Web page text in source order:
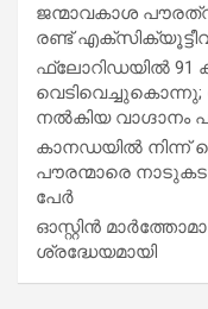
ജന്മാവകാശ
രണ്ട്
ഫ്ലോറിഡയിൽ 91
വെടിവെച്ചുകൊന്നു;
നൽകിയ വാഗ്ദാനം
കാനഡയിൽ നിന്ന്
പൗരന്മാരെ
പേർ
ഓസ്റ്റിൻ
ശ്രദ്ധേയമായി